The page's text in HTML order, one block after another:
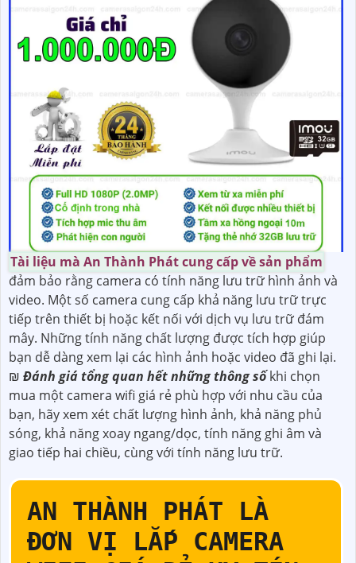
Tài liệu mà An Thành Phát cung cấp về sản phẩm
đảm bảo rằng camera có tính năng lưu trữ hình ảnh và
video. Một số camera cung cấp khả năng lưu trữ trực
tiếp trên thiết bị hoặc kết nối với dịch vụ lưu trữ đám
mây. Những tính năng chất lượng được tích hợp giúp
bạn dễ dàng xem lại các hình ảnh hoặc video đã ghi lại.
₪ Đánh giá tổng quan hết những thông sốkhi chọn
mua một camera wifi giá rẻ phù hợp với nhu cầu của
bạn, hãy xem xét chất lượng hình ảnh, khả năng phủ
sóng, khả năng xoay ngang/dọc, tính năng ghi âm và
giao tiếp hai chiều, cùng với tính năng lưu trữ.
AN THÀNH PHÁT LÀ
ĐƠN VỊ LẮP CAMERA